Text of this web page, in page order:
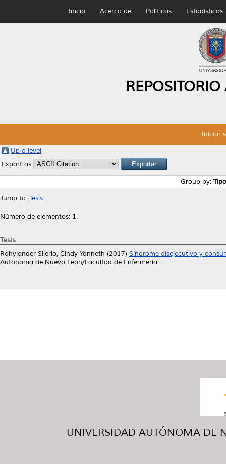
Inicio Acerca de Políticas Estadísticas
Iniciar
Up a level
Export as
Group by:
Jump to: Tesis
Número de elementos: 1.
Tesis
Rahylander Silerio, Cindy Yanneth (2017) Síndrome disejecutivo y
Autónoma de Nuevo León/Facultad de Enfermería.
UNIVERSIDAD AUTÓNOMA DE